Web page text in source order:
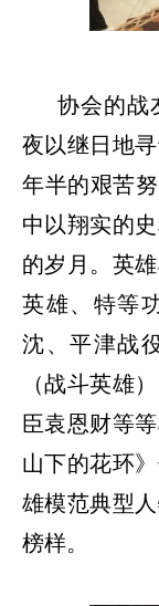
协会的战
夜以继日地
年半的艰苦努
中以翔实的
的岁月。英
英雄、特等
沈、平津战
（战斗英雄
臣袁恩财等
山下的花环
雄模范典型
榜样。